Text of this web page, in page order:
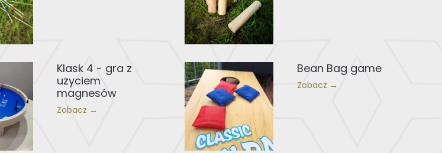
Klask 4 - gra z
użyciem
magnesów
Zobacz →
Bean Bag game
Zobacz →